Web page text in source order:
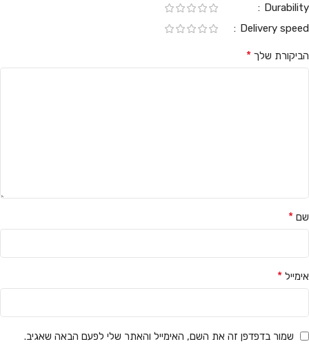
Durability
Delivery speed
הביקורת שלך *
שם *
אימייל *
שמור בדפדפן זה את השם, האימייל והאתר שלי לפעם הבאה שאגיב.